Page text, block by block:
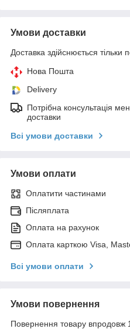
Умови доставки
Доставка здійснюється тільки
Нова Пошта
Delivery
Потрібна консультація
доставки
Всі умови доставки
Умови оплати
Оплатити частинами
Післяплата
Оплата на рахунок
Оплата карткою Visa,
Всі умови оплати
Умови повернення
Повернення товару впродовж